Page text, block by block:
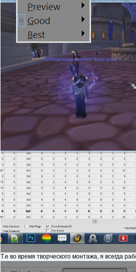
Т.е во время творческого монтажа, я всегда